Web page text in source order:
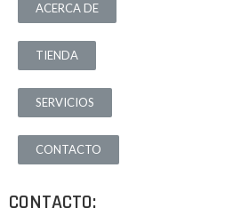
ACERCA DE
TIENDA
SERVICIOS
CONTACTO
CONTACTO: